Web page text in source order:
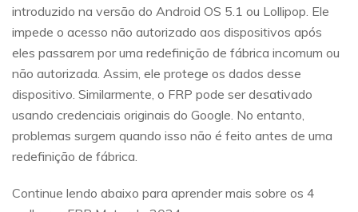
introduzido na versão do Android OS 5.1 ou Lollipop. Ele
impede o acesso não autorizado aos dispositivos após
eles passarem por uma redefinição de fábrica incomum ou
não autorizada. Assim, ele protege os dados desse
dispositivo. Similarmente, o FRP pode ser desativado
usando credenciais originais do Google. No entanto,
problemas surgem quando isso não é feito antes de uma
redefinição de fábrica.
Continue lendo abaixo para aprender mais sobre os 4